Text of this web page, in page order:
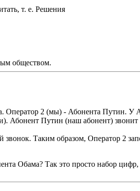
т. е. Решения
обществом.
Оператор 2 (мы) - Абонента Путин. У
Абонент Путин (наш абонент)
звонок. Таким образом, Оператор 2
Обама? Так это просто набор